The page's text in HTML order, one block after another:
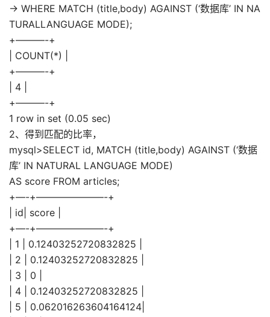
-> WHERE MATCH (title,body) AGAINST (‘数据库’ IN NA
TURALLANGUAGE MODE);
+———-+
| COUNT(*) |
+———-+
| 4 |
+———-+
1 row in set (0.05 sec)
2、得到匹配的比率，
mysql>SELECT id, MATCH (title,body) AGAINST (‘数据
库’ IN NATURAL LANGUAGE MODE)
AS score FROM articles;
+—-+———————-+
| id| score |
+—-+———————-+
| 1 | 0.12403252720832825 |
| 2 | 0.12403252720832825 |
| 3 | 0 |
| 4 | 0.12403252720832825 |
| 5 | 0.062016263604164124|